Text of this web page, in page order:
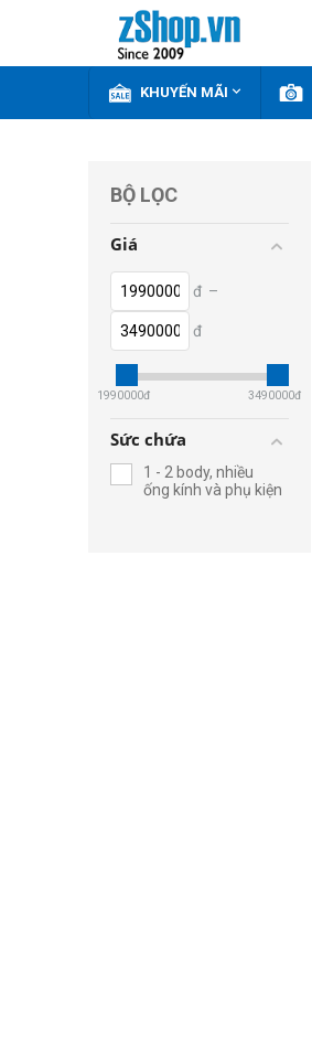
KHUYẾN MÃI 
BỘ LỌC
Giá
đ –
đ
1990000đ 3490000đ
Sức chứa
1 - 2 body, nhiều
ống kính và phụ kiện